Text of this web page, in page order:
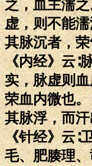
之，血主濡
虚，则不能
其脉沉者，
《内经》云∶
实，脉虚则
荣血内微也。
其脉浮，而
《针经》云∶
毛、肥腠理